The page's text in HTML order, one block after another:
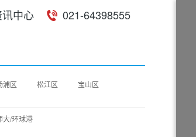
讯中心 021-64398555
浦区 松江区
宝山区
大/环球港